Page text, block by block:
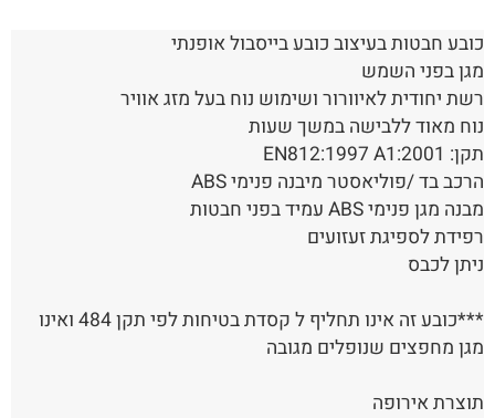
כובע חבטות בעיצוב כובע בייסבול אופנתי
מגן בפני השמש
רשת יחודית לאיוורור ושימוש נוח בעל מזג אוויר
נוח מאוד ללבישה במשך שעות
תקן: EN812:1997 A1:2001
הרכב בד /פוליאסטר מיבנה פנימי ABS
מבנה מגן פנימי ABS עמיד בפני חבטות
רפידת לספיגת זעזועים
ניתן לכבס
***כובע זה אינו תחליף ל קסדת בטיחות לפי תקן 484 ואינו
מגן מחפצים שנופלים מגובה
תוצרת אירופה